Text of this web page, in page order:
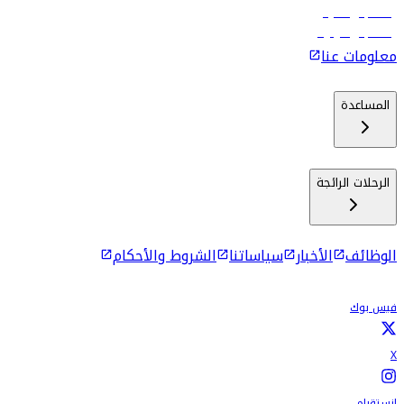
رحلات إلى ماليه
رحلات إلى كولومبو
معلومات عنا
المساعدة
الرحلات الرائجة
الوظائف الأخبار سياساتنا الشروط والأحكام
فيس بوك
X